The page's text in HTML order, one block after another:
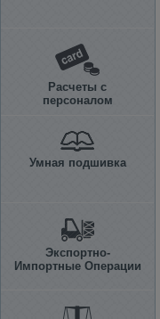
Расчеты с
персоналом
Умная подшивка
Экспортно-
Импортные Операции